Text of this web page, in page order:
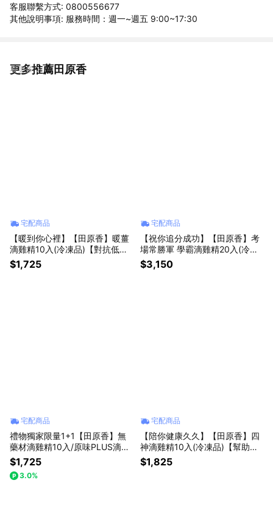
客服聯繫方式: 0800556677
其他說明事項: 服務時間：週一~週五 9:00~17:30
更多推薦田原香
看更多
宅配商品
【暖到你心裡】【田原香】暖薑
滴雞精10入(冷凍品)【對抗低溫
溫暖全身】
$1,725
宅配商品
【祝你追分成功】【田原香】考
場常勝軍 學霸滴雞精20入(冷凍
品)【祝考運亨通 贏在起跑點】
$3,150
宅配商品
禮物獨家限量1+1【田原香】無
藥材滴雞精10入/原味PLUS滴雞
精10入(收禮人自選口味)+贈1包
(常溫品) 父親節送禮推薦
$1,725
3.0%
宅配商品
【陪你健康久久】【田原香】四
神滴雞精10入(冷凍品)【幫助消
化/調整胃口】
$1,825